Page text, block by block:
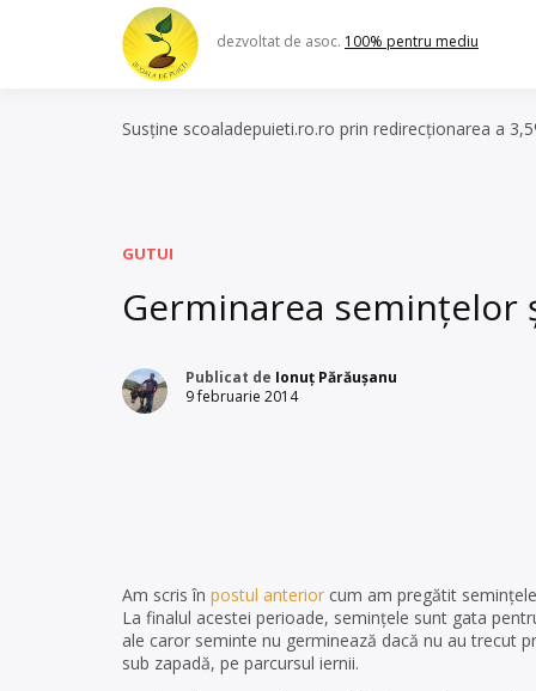
dezvoltat de asoc. 100% pentru mediu
Susține scoaladepuieti.ro.ro prin redirecționarea a
GUTUI
Germinarea
Publicat de Ionuț Părăușanu
9 februarie 2014
Am scris în postul anterior cum am pregătit
La finalul acestei perioade, semințele sunt gata
ale caror seminte nu germinează dacă nu au trecut
sub zapadă, pe parcursul iernii.